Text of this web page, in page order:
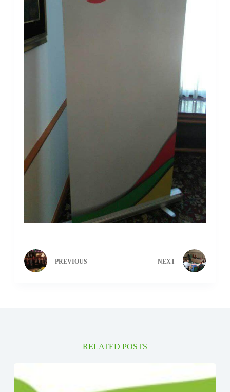
PREVIOUS NEXT
RELATED POSTS